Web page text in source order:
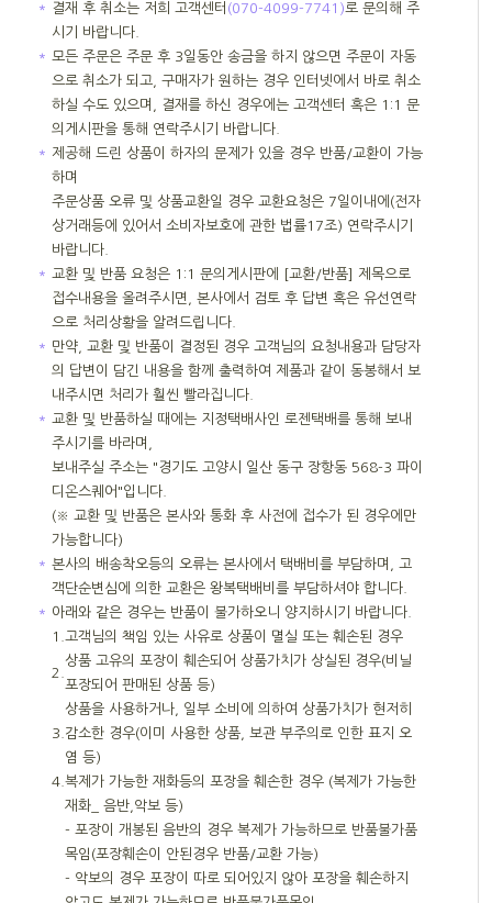
＊ 결재 후 취소는 저희 고객센터 (070-4099-7741)로 문의해 주
시기 바랍니다.
＊ 모든 주문은 주문 후 3일동안 송금을 하지 않으면 주문이 자동
으로 취소가 되고, 구매자가 원하는 경우 인터넷에서 바로 취소
하실 수도 있으며, 결재를 하신 경우에는 고객센터 혹은 1:1 문
의게시판을 통해 연락주시기 바랍니다.
＊ 제공해 드린 상품이 하자의 문제가 있을 경우 반품/교환이 가능
하며
주문상품 오류 및 상품교환일 경우 교환요청은 7일이내에(전자
상거래등에 있어서 소비자보호에 관한 법률17조) 연락주시기
바랍니다.
＊ 교환 및 반품 요청은 1:1 문의게시판에 [교환/반품] 제목으로
접수내용을 올려주시면, 본사에서 검토 후 답변 혹은 유선연락
으로 처리상황을 알려드립니다.
＊ 만약, 교환 및 반품이 결정된 경우 고객님의 요청내용과 담당자
의 답변이 담긴 내용을 함께 출력하여 제품과 같이 동봉해서 보
내주시면 처리가 훨씬 빨라집니다.
＊ 교환 및 반품하실 때에는 지정택배사인 로젠택배를 통해 보내
주시기를 바라며,
보내주실 주소는 "경기도 고양시 일산 동구 장항동 568-3 파이
디온스퀘어"입니다.
(※ 교환 및 반품은 본사와 통화 후 사전에 접수가 된 경우에만
가능합니다)
＊ 본사의 배송착오등의 오류는 본사에서 택배비를 부담하며, 고
객단순변심에 의한 교환은 왕복택배비를 부담하셔야 합니다.
＊ 아래와 같은 경우는 반품이 불가하오니 양지하시기 바랍니다.
1. 고객님의 책임 있는 사유로 상품이 멸실 또는 훼손된 경우
2.
상품 고유의 포장이 훼손되어 상품가치가 상실된 경우(비닐
포장되어 판매된 상품 등)
3.
상품을 사용하거나, 일부 소비에 의하여 상품가치가 현저히
감소한 경우(이미 사용한 상품, 보관 부주의로 인한 표지 오
염 등)
4. 복제가 가능한 재화등의 포장을 훼손한 경우 (복제가 가능한
재화_ 음반,악보 등)
- 포장이 개봉된 음반의 경우 복제가 가능하므로 반품불가품
목임(포장훼손이 안된경우 반품/교환 가능)
- 악보의 경우 포장이 따로 되어있지 않아 포장을 훼손하지